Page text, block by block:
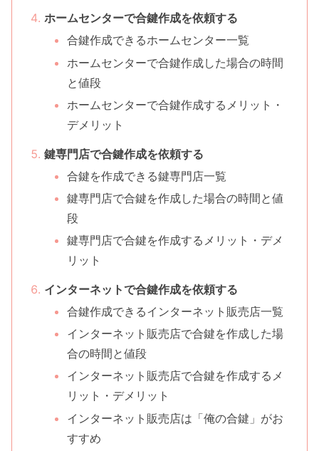
ホームセンターで合鍵作成を依頼する
合鍵作成できるホームセンター一覧
ホームセンターで合鍵作成した場合の時間
と値段
ホームセンターで合鍵作成するメリット・
デメリット
鍵専門店で合鍵作成を依頼する
合鍵を作成できる鍵専門店一覧
鍵専門店で合鍵を作成した場合の時間と値
段
鍵専門店で合鍵を作成するメリット・デメ
リット
インターネットで合鍵作成を依頼する
合鍵作成できるインターネット販売店一覧
インターネット販売店で合鍵を作成した場
合の時間と値段
インターネット販売店で合鍵を作成するメ
リット・デメリット
インターネット販売店は「俺の合鍵」がお
すすめ